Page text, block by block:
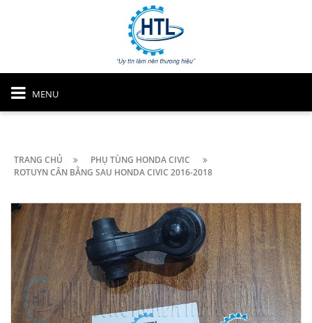
MENU
TRANG CHỦ
PHỤ TÙNG HONDA CIVIC
ROTUYN CÂN BẰNG SAU HONDA CIVIC 2016-2018